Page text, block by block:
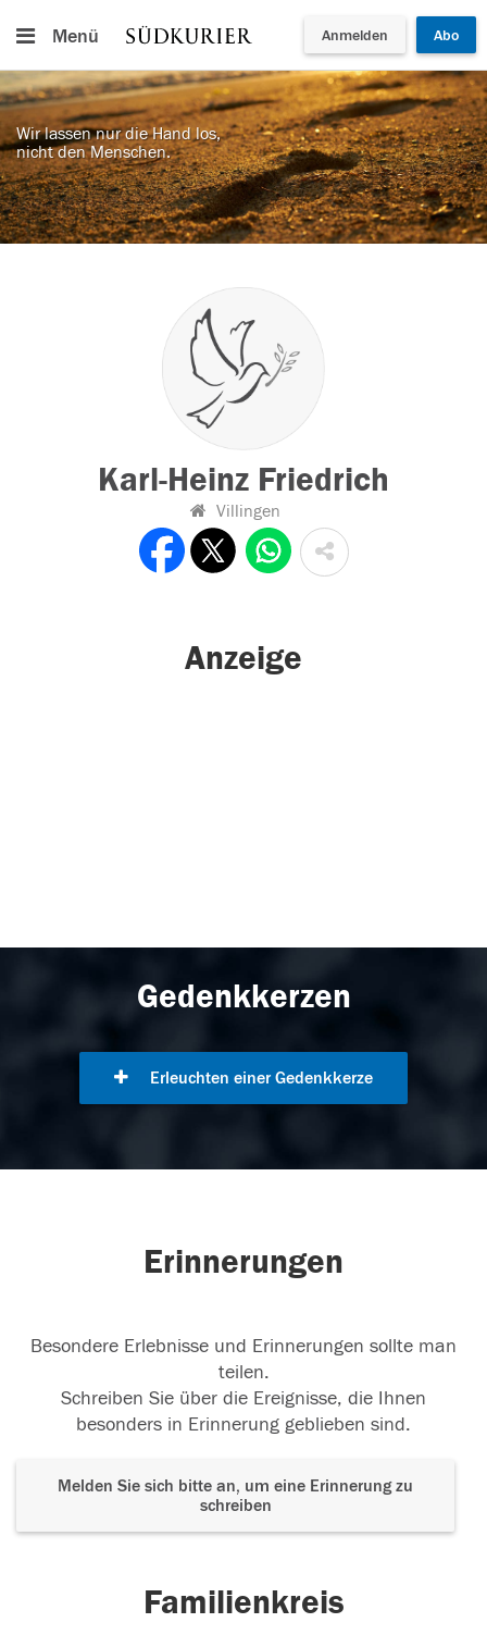
Menü Anmelden Abo
Wir lassen nur die Hand los,
nicht den Menschen.
Karl-Heinz Friedrich
Villingen
Anzeige
Gedenkkerzen
Erleuchten einer Gedenkkerze
Erinnerungen
Besondere Erlebnisse und Erinnerungen sollte man
teilen.
Schreiben Sie über die Ereignisse, die Ihnen
besonders in Erinnerung geblieben sind.
Melden Sie sich bitte an, um eine Erinnerung zu
schreiben
Familienkreis